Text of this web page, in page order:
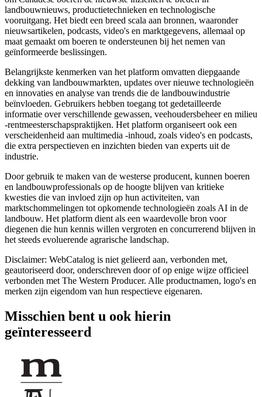
landbouwnieuws, productietechnieken en technologische
vooruitgang. Het biedt een breed scala aan bronnen, waaronder
nieuwsartikelen, podcasts, video's en marktgegevens, allemaal op
maat gemaakt om boeren te ondersteunen bij het nemen van
geïnformeerde beslissingen.
Belangrijkste kenmerken van het platform omvatten diepgaande
dekking van landbouwmarkten, updates over nieuwe technologieën
en innovaties en analyse van trends die de landbouwindustrie
beïnvloeden. Gebruikers hebben toegang tot gedetailleerde
informatie over verschillende gewassen, veehoudersbeheer en milieu
-rentmeesterschapspraktijken. Het platform organiseert ook een
verscheidenheid aan multimedia -inhoud, zoals video's en podcasts,
die extra perspectieven en inzichten bieden van experts uit de
industrie.
Door gebruik te maken van de westerse producent, kunnen boeren
en landbouwprofessionals op de hoogte blijven van kritieke
kwesties die van invloed zijn op hun activiteiten, van
marktschommelingen tot opkomende technologieën zoals AI in de
landbouw. Het platform dient als een waardevolle bron voor
diegenen die hun kennis willen vergroten en concurrerend blijven in
het steeds evoluerende agrarische landschap.
Disclaimer: WebCatalog is niet gelieerd aan, verbonden met,
geautoriseerd door, onderschreven door of op enige wijze officieel
verbonden met The Western Producer. Alle productnamen, logo's en
merken zijn eigendom van hun respectieve eigenaren.
Misschien bent u ook hierin
geïnteresseerd